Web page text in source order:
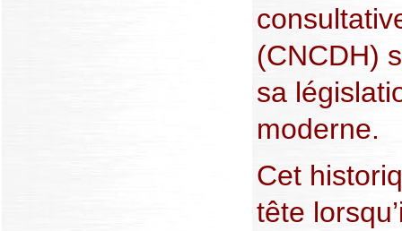
(CNCDH)
sa
moderne.
Cet
tête